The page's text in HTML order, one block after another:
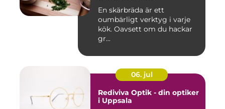
En skärbräda är ett
oumbärligt verktyg i varje
kök. Oavsett om du hackar
gr...
06. jul
Rediviva Optik - din optiker
i Uppsala